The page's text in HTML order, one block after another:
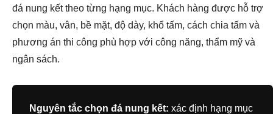
đá nung kết theo từng hạng mục. Khách hàng được hỗ trợ
chọn màu, vân, bề mặt, độ dày, khổ tấm, cách chia tấm và
phương án thi công phù hợp với công năng, thẩm mỹ và
ngân sách.
Nguyên tắc chọn đá nung kết: xác định hạng mục